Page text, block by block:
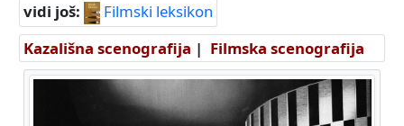
vidi još:
Filmski leksikon
Kazališna scenografija | Filmska scenografija